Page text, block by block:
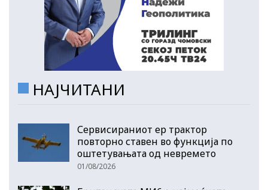
НАЈЧИТАНИ
Сервисираниот ер трактор
повторно ставен во функција по
оштетувањата од невремето
01/08/2026